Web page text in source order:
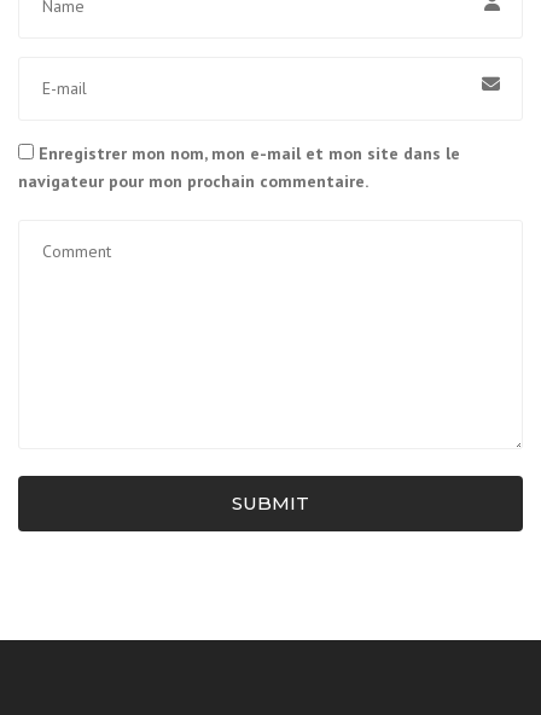
Enregistrer mon nom, mon e-mail et mon site dans le
navigateur pour mon prochain commentaire.
SUBMIT